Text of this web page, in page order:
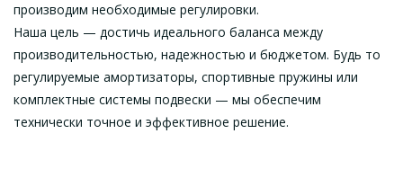
производим необходимые регулировки.
Наша цель — достичь идеального баланса между
производительностью, надежностью и бюджетом. Будь то
регулируемые амортизаторы, спортивные пружины или
комплектные системы подвески — мы обеспечим
технически точное и эффективное решение.